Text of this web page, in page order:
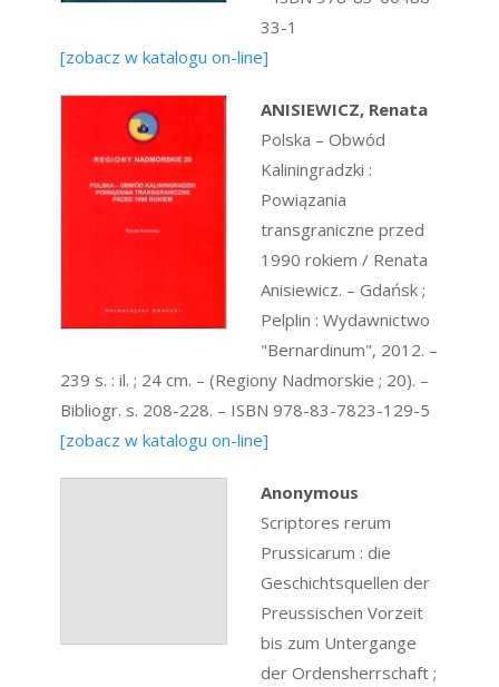
33-1
[zobacz w katalogu on-line]
ANISIEWICZ, Renata
Polska – Obwód
Kaliningradzki :
Powiązania
transgraniczne przed
1990 rokiem / Renata
Anisiewicz. – Gdańsk ;
Pelplin : Wydawnictwo
"Bernardinum", 2012. –
239 s. : il. ; 24 cm. – (Regiony Nadmorskie ; 20). –
Bibliogr. s. 208-228. – ISBN 978-83-7823-129-5
[zobacz w katalogu on-line]
Anonymous
Scriptores rerum
Prussicarum : die
Geschichtsquellen der
Preussischen Vorzeit
bis zum Untergange
der Ordensherrschaft ;